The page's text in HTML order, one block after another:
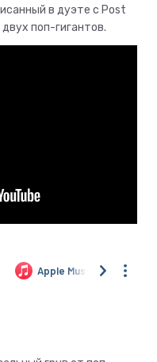
в дуэте с Post
поп-гигантов.